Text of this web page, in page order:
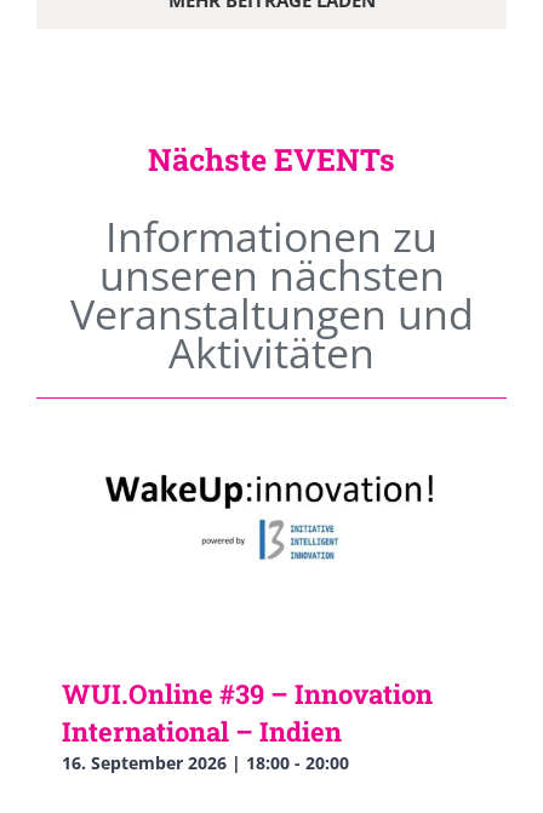
Nächste EVENTs
Informationen zu
unseren nächsten
Veranstaltungen und
Aktivitäten
WUI.Online #39 – Innovation
International – Indien
16. September 2026 | 18:00 - 20:00